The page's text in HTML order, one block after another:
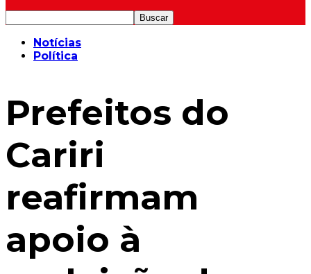
Notícias
Política
Prefeitos do
Cariri
reafirmam
apoio à